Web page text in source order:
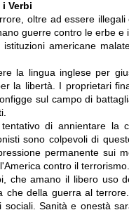
Verbi
oltre ad essere
guerre contro le erbe
americane
la lingua inglese per
la libertà. I proprietari
sul campo di
di annientare la
sono colpevoli di
permanente sui
contro il terrorismo.
che amano il libero uso
della guerra al
Sanità e onestà